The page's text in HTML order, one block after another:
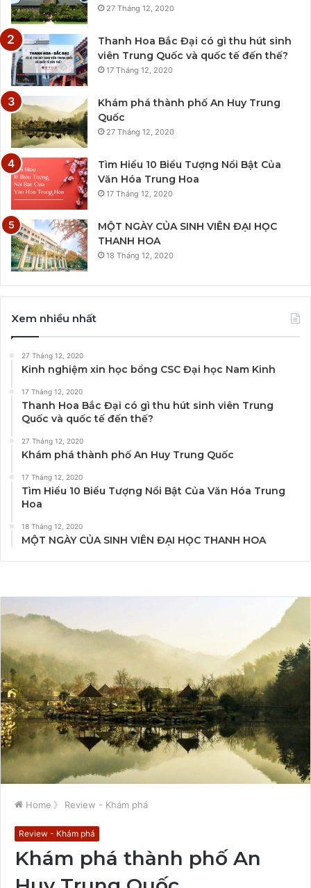
27 Tháng 12, 2020
Thanh Hoa Bắc Đại có gì thu hút sinh
viên Trung Quốc và quốc tế đến thế?
17 Tháng 12, 2020
Khám phá thành phố An Huy Trung
Quốc
27 Tháng 12, 2020
Tìm Hiểu 10 Biểu Tượng Nổi Bật Của
Văn Hóa Trung Hoa
17 Tháng 12, 2020
MỘT NGÀY CỦA SINH VIÊN ĐẠI HỌC
THANH HOA
18 Tháng 12, 2020
Xem nhiều nhất
27 Tháng 12, 2020
Kinh nghiệm xin học bổng CSC Đại học Nam Kinh
17 Tháng 12, 2020
Thanh Hoa Bắc Đại có gì thu hút sinh viên Trung
Quốc và quốc tế đến thế?
27 Tháng 12, 2020
Khám phá thành phố An Huy Trung Quốc
17 Tháng 12, 2020
Tìm Hiểu 10 Biểu Tượng Nổi Bật Của Văn Hóa Trung
Hoa
18 Tháng 12, 2020
MỘT NGÀY CỦA SINH VIÊN ĐẠI HỌC THANH HOA